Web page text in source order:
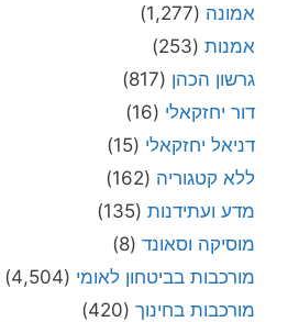
אמונה (1,277)
אמנות (253)
גרשון הכהן (817)
דור יחזקאלי (16)
דניאל יחזקאלי (15)
ללא קטגוריה (162)
מדע ועתידנות (135)
מוסיקה וסאונד (8)
מורכבות בביטחון לאומי (4,504)
מורכבות בחינוך (420)